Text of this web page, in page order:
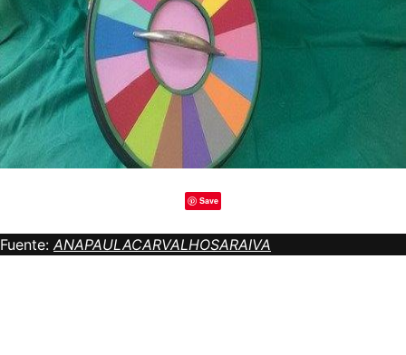
Save
Fuente: ANAPAULACARVALHOSARAIVA